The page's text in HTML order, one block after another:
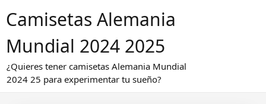
alCamisetas Alemania
Mundial 2024 2025
¿Quieres tener camisetas Alemania Mundial
2024 25 para experimentar tu sueño?